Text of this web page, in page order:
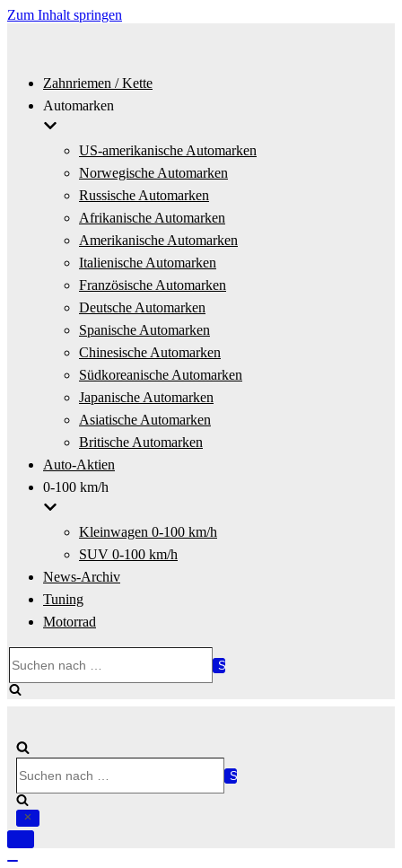
Zum Inhalt springen
Zahnriemen / Kette
Automarken
US-amerikanische Automarken
Norwegische Automarken
Russische Automarken
Afrikanische Automarken
Amerikanische Automarken
Italienische Automarken
Französische Automarken
Deutsche Automarken
Spanische Automarken
Chinesische Automarken
Südkoreanische Automarken
Japanische Automarken
Asiatische Automarken
Britische Automarken
Auto-Aktien
0-100 km/h
Kleinwagen 0-100 km/h
SUV 0-100 km/h
News-Archiv
Tuning
Motorrad
nach …
nach …
Navigation